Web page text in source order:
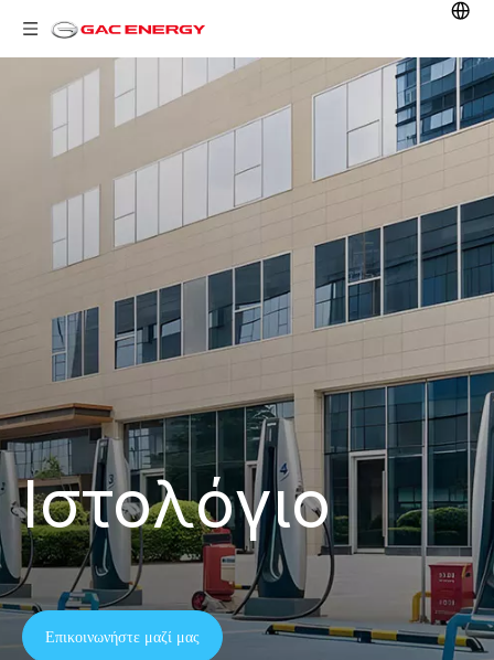
Ιστολόγιο
Επικοινωνήστε μαζί μας